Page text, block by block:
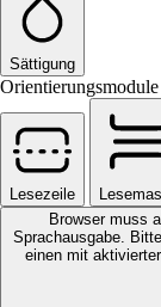
Sättigung
Orientierungsmodule
Lesezeile
Browser muss
Sprachausgabe.
einen mit